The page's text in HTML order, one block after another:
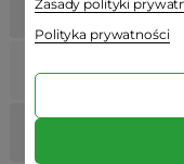
(witamina B2)
Witamina B6
Zasady polityki
Polityka prywatności